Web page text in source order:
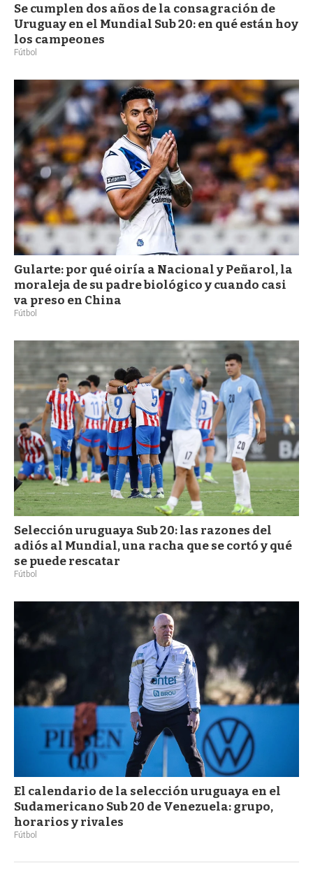
Se cumplen dos años de la consagración de
Uruguay en el Mundial Sub 20: en qué están hoy
los campeones
Fútbol
Gularte: por qué oiría a Nacional y Peñarol, la
moraleja de su padre biológico y cuando casi
va preso en China
Fútbol
Selección uruguaya Sub 20: las razones del
adiós al Mundial, una racha que se cortó y qué
se puede rescatar
Fútbol
El calendario de la selección uruguaya en el
Sudamericano Sub 20 de Venezuela: grupo,
horarios y rivales
Fútbol